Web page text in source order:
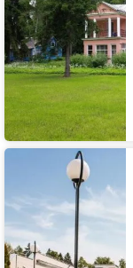
Загородный
курорт